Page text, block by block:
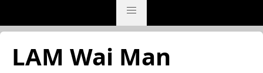
LAM Wai Man